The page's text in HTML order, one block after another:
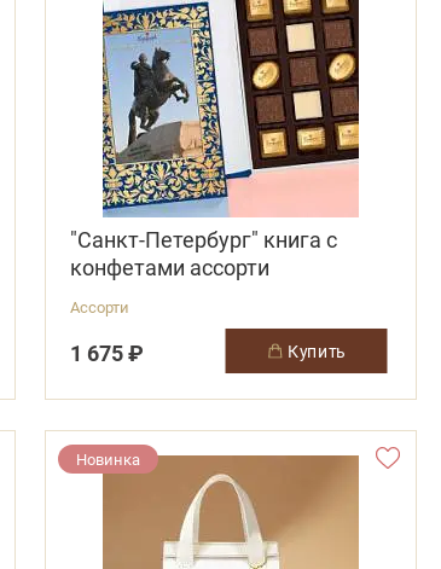
"Санкт-Петербург" книга с
конфетами ассорти
Ассорти
1 675 ₽ купить
Новинка